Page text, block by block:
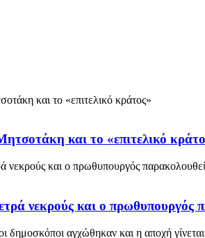
και το «επιτελικό
νεκρούς και ο πρωθυπουργός